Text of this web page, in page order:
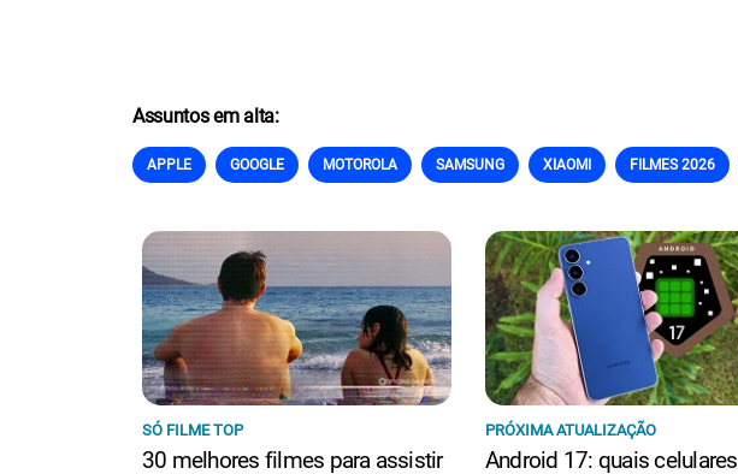
Assuntos em alta:
APPLE GOOGLE MOTOROLA SAMSUNG XIAOMI FILMES 2026
SÓ FILME TOP
30 melhores filmes para assistir
PRÓXIMA ATUALIZAÇÃO
Android 17: quais celulares